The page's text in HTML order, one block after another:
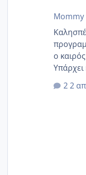
ο
2